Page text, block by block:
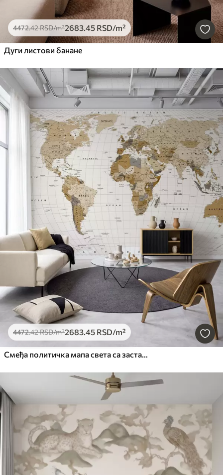
4472.42RSD/m²2683.45 RSD/m²
Дуги листови банане
4472.42RSD/m²2683.45 RSD/m²
Смеђа политичка мапа света са заставама на енглеском језику